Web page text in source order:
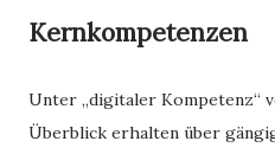
Kernkompetenzen
Unter „digitaler Kompetenz“
Überblick erhalten über